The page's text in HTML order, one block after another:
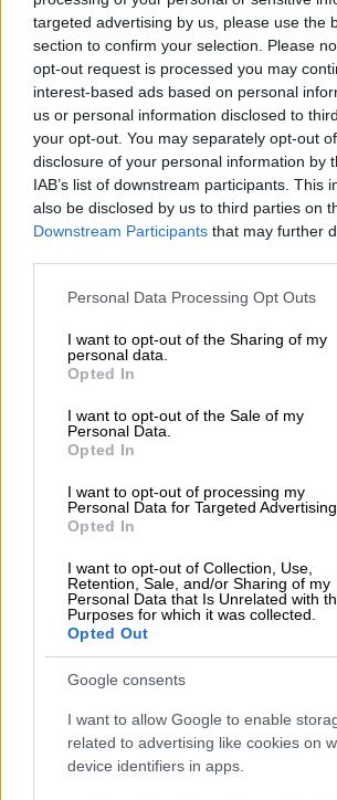
targeted advertising by us, please use the
section to confirm your selection. Please
opt-out request is processed you may
interest-based ads based on personal
us or personal information disclosed to
your opt-out. You may separately opt-out
disclosure of your personal information by
IAB’s list of downstream participants. This
also be disclosed by us to third parties on
Downstream Participants that may further
Please note that this website/app uses one
not limited to your visit or usage behaviour.
grant or deny consent to Google and its
use your data for below specified purposes
consent section.
Personal Data Processing Opt Outs
I want to opt-out of the Sharing of my
personal data.
Opted In
I want to opt-out of the Sale of my
Personal Data.
Opted In
I want to opt-out of processing my
Personal Data for Targeted Advertising.
Opted In
I want to opt-out of Collection, Use,
Retention, Sale, and/or Sharing of my
Personal Data that Is Unrelated with
Purposes for which it was collected.
Opted Out
Google consents
I want to allow Google to enable
related to advertising like cookies on
device identifiers in apps.
ή όσοι δεν εμβολιαστήκατε
αμαρτωλοί. Τέρμα η
20210731_211608.jpg
Ωρωπού / copyright ethnos.gr
Μείνετε ενωμένοι,
σχίσματα
πιστούς διότι τόνισε πως με
ακρίβεια το ζήτημα του
οδηγήσει σε σχίσματα:
το εμβόλιο κάντε το. Δεν
κάνετε. Αναλάβετε την ευθύνη
μαζί με τους γιατρούς. Είναι
του εμβολιασμού. Δεν είναι
Όσοι θεωρούν πως είναι θέμα
λέω πως δεν είναι ζήτημα
είναι θέματα πίστεως